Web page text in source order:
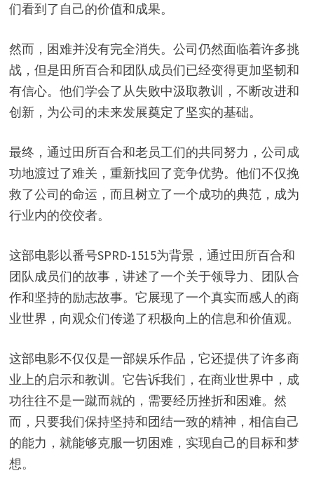
们看到了自己的价值和成果。
然而，困难并没有完全消失。公司仍然面临着许多挑
战，但是田所百合和团队成员们已经变得更加坚韧和
有信心。他们学会了从失败中汲取教训，不断改进和
创新，为公司的未来发展奠定了坚实的基础。
最终，通过田所百合和老员工们的共同努力，公司成
功地渡过了难关，重新找回了竞争优势。他们不仅挽
救了公司的命运，而且树立了一个成功的典范，成为
行业内的佼佼者。
这部电影以番号SPRD-1515为背景，通过田所百合和
团队成员们的故事，讲述了一个关于领导力、团队合
作和坚持的励志故事。它展现了一个真实而感人的商
业世界，向观众们传递了积极向上的信息和价值观。
这部电影不仅仅是一部娱乐作品，它还提供了许多商
业上的启示和教训。它告诉我们，在商业世界中，成
功往往不是一蹴而就的，需要经历挫折和困难。然
而，只要我们保持坚持和团结一致的精神，相信自己
的能力，就能够克服一切困难，实现自己的目标和梦
想。